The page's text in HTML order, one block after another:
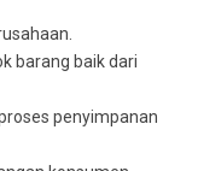
barang baik dari
penyimpanan